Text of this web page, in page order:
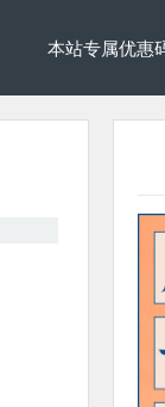
本站专属优惠